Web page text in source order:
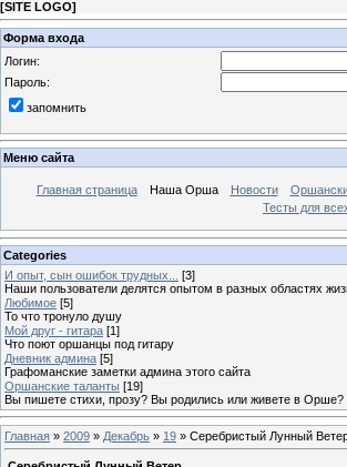
[SITE LOGO]
Форма входа
Логин:
Пароль:
запомнить
Меню сайта
Главная страница Наша Орша Новости
Тесты для
Categories
И опыт, сын ошибок трудных...
[3]
Наши пользователи делятся опытом в разных областях
Любимое [5]
То что тронуло душу
Мой друг - гитара [1]
Что поют оршанцы под гитару
Дневник админа [5]
Графоманские заметки админа этого сайта
Оршанские таланты [19]
Вы пишете стихи, прозу? Вы родились или живете в
Главная » 2009 » Декабрь » 19 » Серебристый Лунный